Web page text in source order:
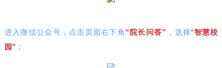
进入微信公众号，点击页面右下角 “院长问答” ，选择“智慧校
园” ；